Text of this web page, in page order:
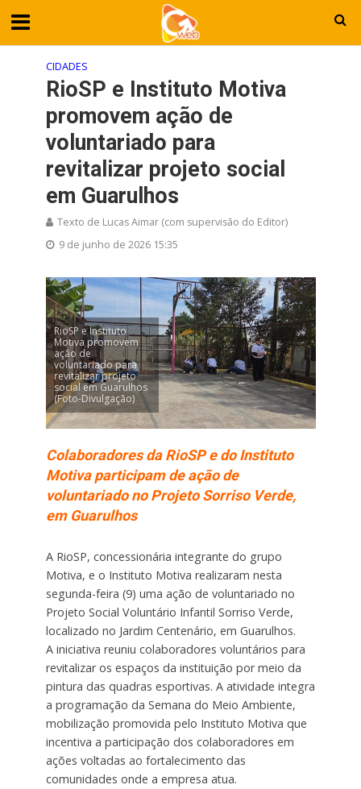
CIDADES
RioSP e Instituto Motiva
promovem ação de
voluntariado para
revitalizar projeto social
em Guarulhos
Texto de Lucas Aimar (com supervisão do Editor)
9 de junho de 2026 15:35
RioSP e Instituto
Motiva promovem
ação de
voluntariado para
revitalizar projeto
social em Guarulhos
(Foto-Divulgação)
Colaboradores da RioSP e do Instituto
Motiva participam de ação de
voluntariado no Projeto Sorriso Verde,
em Guarulhos
A RioSP, concessionária integrante do grupo
Motiva, e o Instituto Motiva realizaram nesta
segunda-feira (9) uma ação de voluntariado no
Projeto Social Voluntário Infantil Sorriso Verde,
localizado no Jardim Centenário, em Guarulhos.
A iniciativa reuniu colaboradores voluntários para
revitalizar os espaços da instituição por meio da
pintura das quadras esportivas. A atividade integra
a programação da Semana do Meio Ambiente,
mobilização promovida pelo Instituto Motiva que
incentiva a participação dos colaboradores em
ações voltadas ao fortalecimento das
comunidades onde a empresa atua.